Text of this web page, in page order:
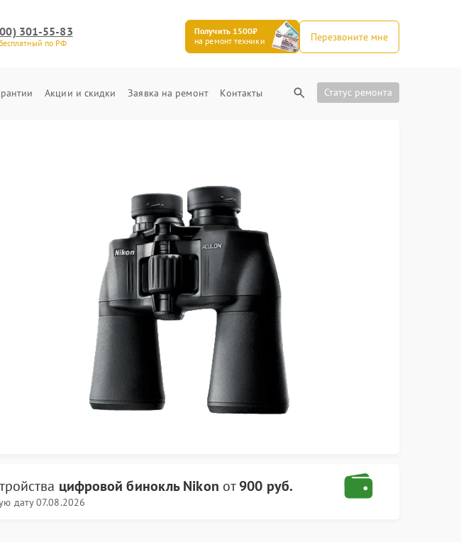
301-55-83
по РФ
Получить 1500₽
на ремонт техники
Перезвоните мне
Акции и скидки Заявка на ремонт Контакты Статус ремонта
цифровой бинокль Nikon от900 руб.
дату 07.08.2026